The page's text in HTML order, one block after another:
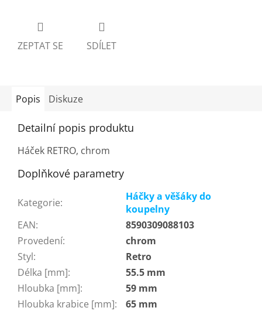
ZEPTAT SE SDÍLET
Popis Diskuze
Detailní popis produktu
Háček RETRO, chrom
Doplňkové parametry
Kategorie:
Háčky a věšáky do
koupelny
EAN:
8590309088103
Provedení:
chrom
Styl:
Retro
Délka [mm]:
55.5 mm
Hloubka [mm]:
59 mm
Hloubka krabice [mm]:
65 mm